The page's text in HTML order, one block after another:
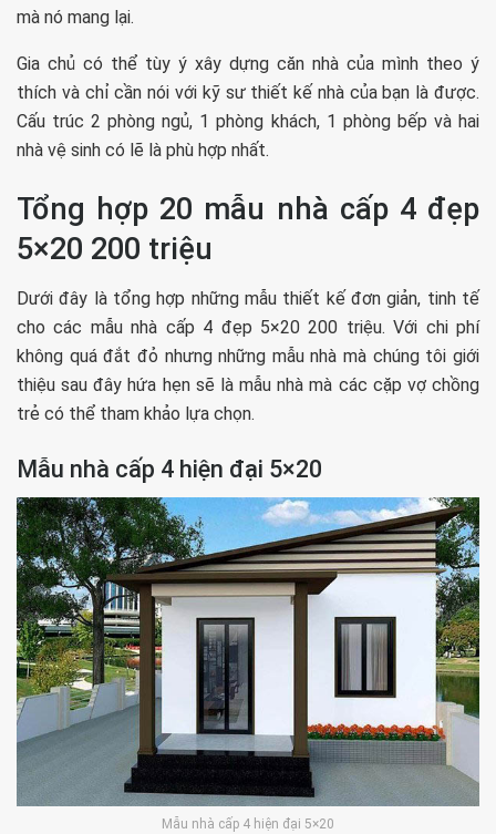
mà nó mang lại.
Gia chủ có thể tùy ý xây dựng căn nhà của mình theo ý
thích và chỉ cần nói với kỹ sư thiết kế nhà của bạn là được.
Cấu trúc 2 phòng ngủ, 1 phòng khách, 1 phòng bếp và hai
nhà vệ sinh có lẽ là phù hợp nhất.
Tổng hợp 20 mẫu nhà cấp 4 đẹp
5×20 200 triệu
Dưới đây là tổng hợp những mẫu thiết kế đơn giản, tinh tế
cho các mẫu nhà cấp 4 đẹp 5×20 200 triệu. Với chi phí
không quá đắt đỏ nhưng những mẫu nhà mà chúng tôi giới
thiệu sau đây hứa hẹn sẽ là mẫu nhà mà các cặp vợ chồng
trẻ có thể tham khảo lựa chọn.
Mẫu nhà cấp 4 hiện đại 5×20
Mẫu nhà cấp 4 hiện đại 5×20